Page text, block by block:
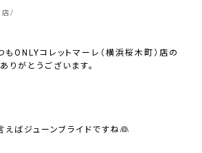
店
もONLYコレットマーレ（横浜桜木町）店の
りがとうございます。
えばジューンブライドですね👰